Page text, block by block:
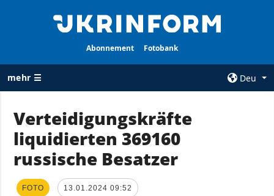
Abonnement Fotobank
mehr ☰
Deu
ALLE
RUBRIKEN
Krieg
Wiederaufbau
AGENTUR
Über uns
Verteidigungskräfte
liquidierten 369160
russische Besatzer
FOTO 13.01.2024 09:52